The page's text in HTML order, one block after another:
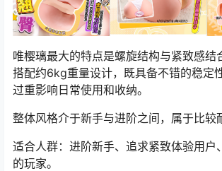
唯樱璃最大的特点是螺旋结构与紧致感结
搭配约6kg重量设计，既具备不错的稳定
过重影响日常使用和收纳。
整体风格介于新手与进阶之间，属于比较
适合人群：进阶新手、追求紧致体验用户
的玩家。